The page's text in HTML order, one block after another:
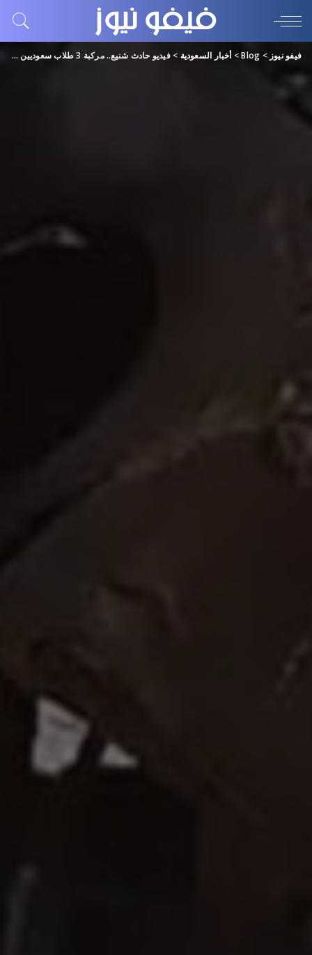
فيفو نيوز >
Blog
> أخبار السعودية >فيديو حادث شنيع.. مركبة 3 طلاب سعوديين تحترق إثر صدمها برجاً كهربائياً